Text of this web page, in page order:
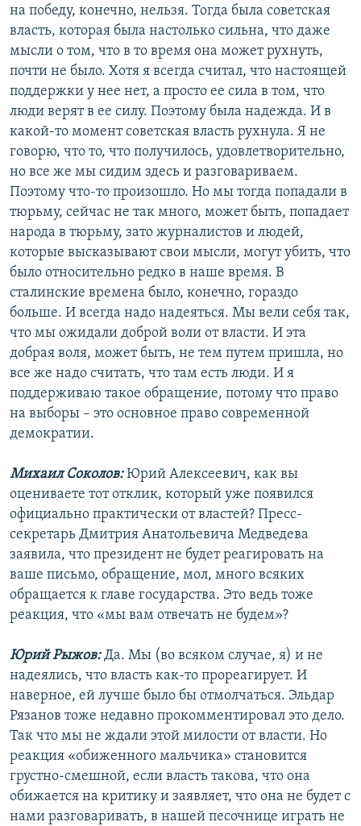
на победу, конечно, нельзя. Тогда была советская
власть, которая была настолько сильна, что даже
мысли о том, что в то время она может рухнуть,
почти не было. Хотя я всегда считал, что настоящей
поддержки у нее нет, а просто ее сила в том, что
люди верят в ее силу. Поэтому была надежда. И в
какой-то момент советская власть рухнула. Я не
говорю, что то, что получилось, удовлетворительно,
но все же мы сидим здесь и разговариваем.
Поэтому что-то произошло. Но мы тогда попадали в
тюрьму, сейчас не так много, может быть, попадает
народа в тюрьму, зато журналистов и людей,
которые высказывают свои мысли, могут убить, что
было относительно редко в наше время. В
сталинские времена было, конечно, гораздо
больше. И всегда надо надеяться. Мы вели себя так,
что мы ожидали доброй воли от власти. И эта
добрая воля, может быть, не тем путем пришла, но
все же надо считать, что там есть люди. И я
поддерживаю такое обращение, потому что право
на выборы – это основное право современной
демократии.
Михаил Соколов:Юрий Алексеевич, как вы
оцениваете тот отклик, который уже появился
официально практически от властей? Пресс-
секретарь Дмитрия Анатольевича Медведева
заявила, что президент не будет реагировать на
ваше письмо, обращение, мол, много всяких
обращается к главе государства. Это ведь тоже
реакция, что «мы вам отвечать не будем»?
Юрий Рыжов:Да. Мы (во всяком случае, я) и не
надеялись, что власть как-то прореагирует. И
наверное, ей лучше было бы отмолчаться. Эльдар
Рязанов тоже недавно прокомментировал это дело.
Так что мы не ждали этой милости от власти. Но
реакция «обиженного мальчика» становится
грустно-смешной, если власть такова, что она
обижается на критику и заявляет, что она не будет с
нами разговаривать, в нашей песочнице играть не